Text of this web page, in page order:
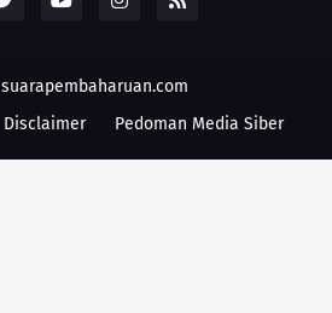
suarapembaharuan.com
Disclaimer Pedoman Media Siber